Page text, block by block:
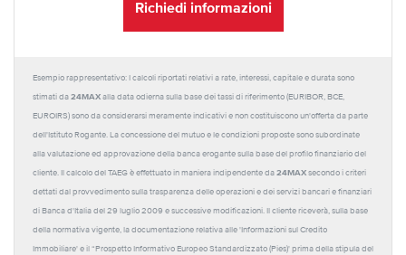
Richiedi informazioni
Esempio rappresentativo: I calcoli riportati relativi a rate, interessi, capitale e durata sono
stimati da 24MAX alla data odierna sulla base dei tassi di riferimento (EURIBOR, BCE,
EUROIRS) sono da considerarsi meramente indicativi e non costituiscono un'offerta da parte
dell'Istituto Rogante. La concessione del mutuo e le condizioni proposte sono subordinate
alla valutazione ed approvazione della banca erogante sulla base del profilo finanziario del
cliente. Il calcolo del TAEG è effettuato in maniera indipendente da 24MAX secondo i criteri
dettati dal provvedimento sulla trasparenza delle operazioni e dei servizi bancari e finanziari
di Banca d'Italia del 29 luglio 2009 e successive modificazioni. Il cliente riceverà, sulla base
della normativa vigente, la documentazione relativa alle 'Informazioni sul Credito
Immobiliare' e il “Prospetto Informativo Europeo Standardizzato (Pies)' prima della stipula del